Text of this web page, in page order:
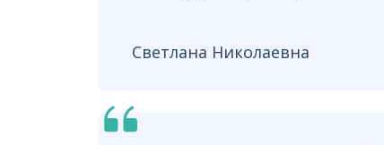
Светлана Николаевна